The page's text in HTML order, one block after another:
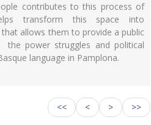
contributes to this process of
transform this space into
allows them to provide a public
power struggles and political
language in Pamplona.
<< < > >>